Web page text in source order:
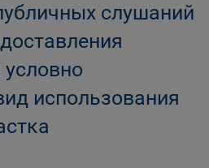
слушаний
использования